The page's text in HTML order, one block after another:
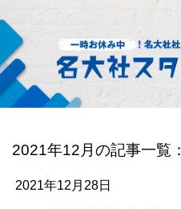
2021年12月の記事一覧：
2021年12月28日